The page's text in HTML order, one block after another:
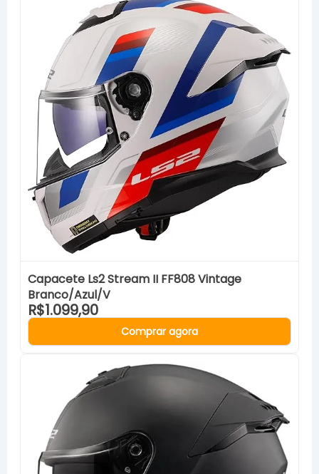
Capacete Ls2 Stream II FF808 Vintage
Branco/Azul/V
R$1.099,90
Comprar agora